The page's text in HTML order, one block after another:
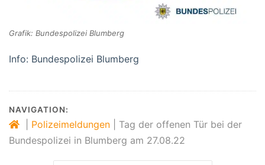
Grafik: Bundespolizei Blumberg
Info: Bundespolizei Blumberg
NAVIGATION:
Polizeimeldungen
Tag der offenen Tür bei der
Bundespolizei in Blumberg am 27.08.22